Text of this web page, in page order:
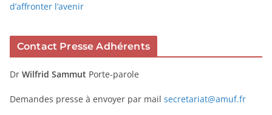
d’affronter l’avenir
Contact Presse Adhérents
Dr Wilfrid Sammut Porte-parole
Demandes presse à envoyer par mail secretariat@amuf.fr